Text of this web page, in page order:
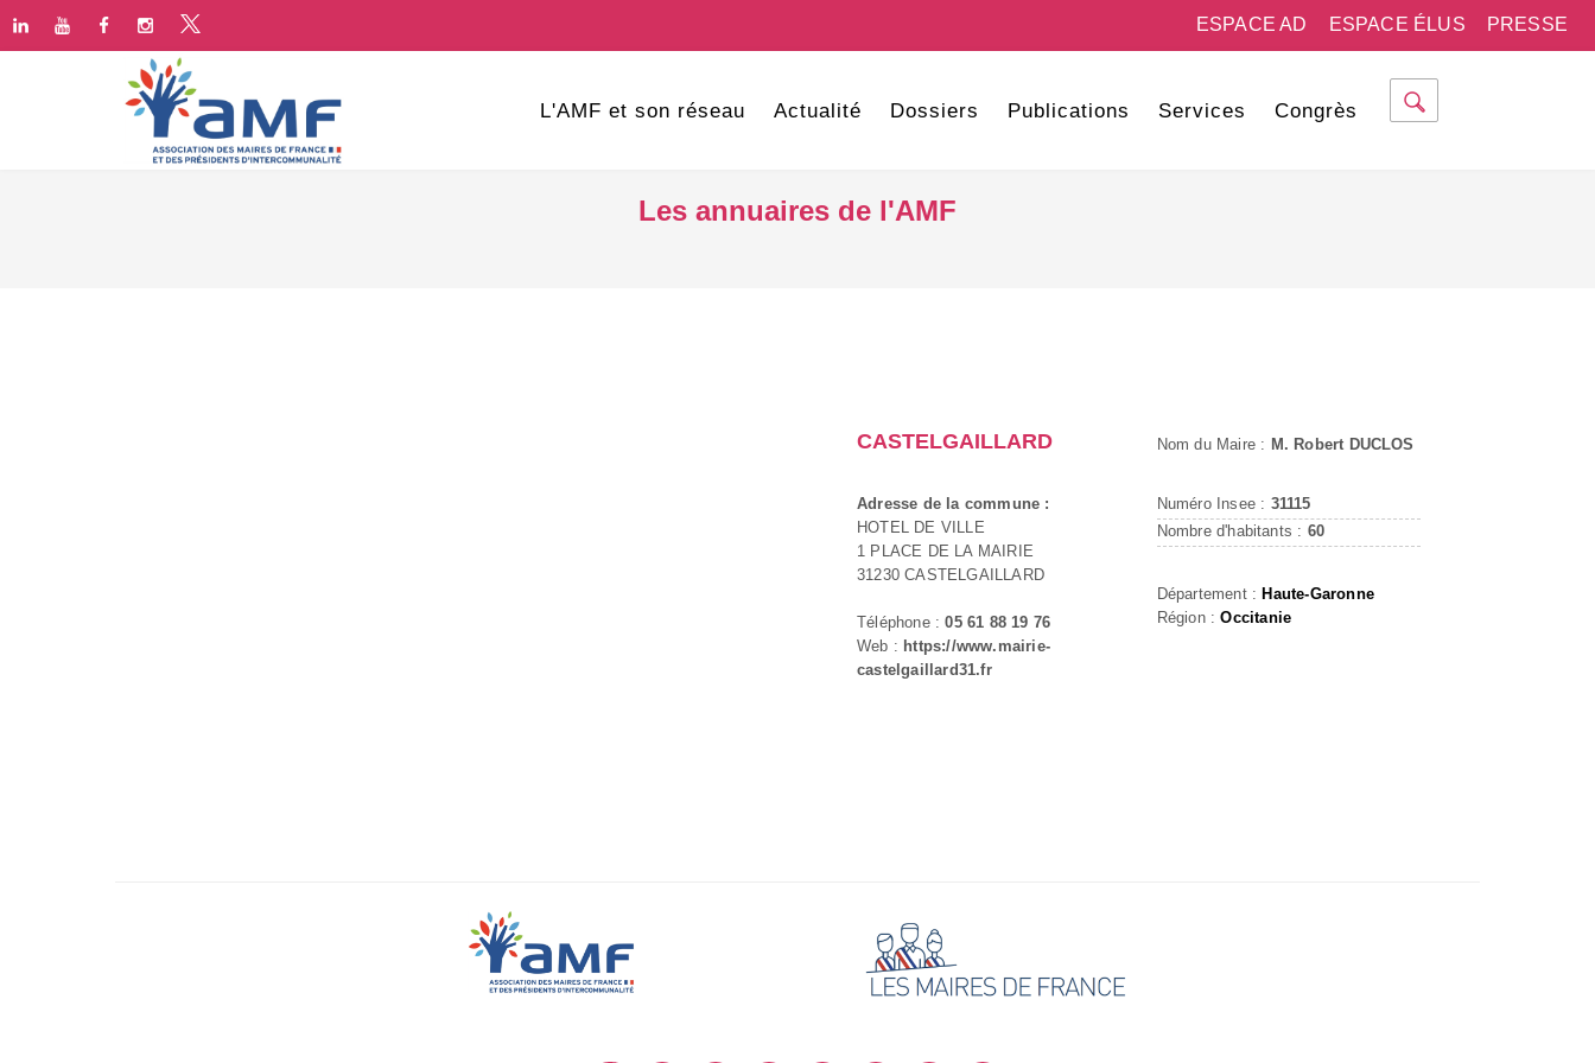
PRESSE
ESPACE ÉLUS
ESPACE AD
L'AMF et son réseau Actualité Dossiers Publications Services Congrès
Les annuaires de l'AMF
CASTELGAILLARD
Adresse de la commune :
HOTEL DE VILLE
1 PLACE DE LA MAIRIE
31230 CASTELGAILLARD
Téléphone :05 61 88 19 76
Web : https://www.mairie-
castelgaillard31.fr
Nom du Maire : M. Robert DUCLOS
Numéro Insee : 31115
Nombre d'habitants : 60
Département : Haute-Garonne
Région :Occitanie